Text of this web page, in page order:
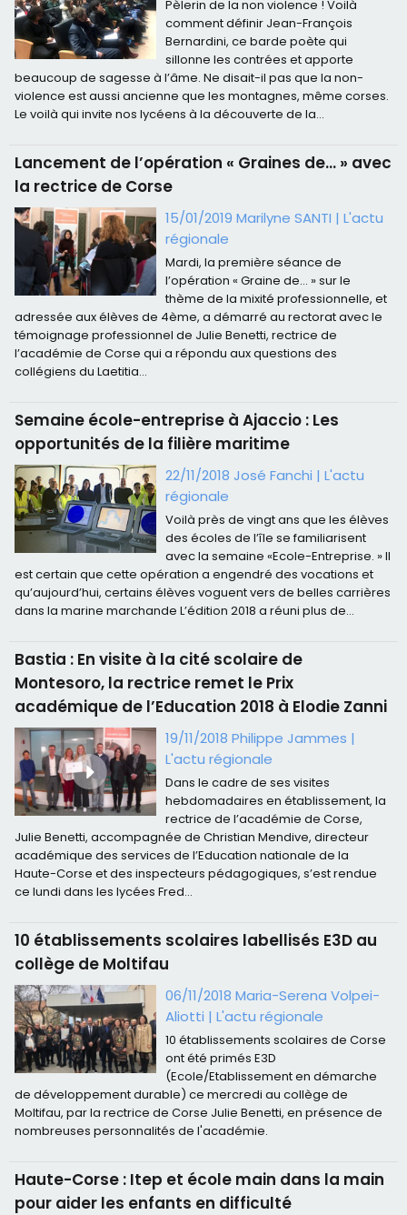
Pèlerin de la non violence ! Voilà
comment définir Jean-François
Bernardini, ce barde poète qui
sillonne les contrées et apporte
beaucoup de sagesse à l’âme. Ne disait-il pas que la non-
violence est aussi ancienne que les montagnes, même corses.
Le voilà qui invite nos lycéens à la découverte de la...
Lancement de l’opération « Graines de… » avec
la rectrice de Corse
15/01/2019 Marilyne SANTI |L'actu
régionale
Mardi, la première séance de
l’opération « Graine de… » sur le
thème de la mixité professionnelle, et
adressée aux élèves de 4ème, a démarré au rectorat avec le
témoignage professionnel de Julie Benetti, rectrice de
l’académie de Corse qui a répondu aux questions des
collégiens du Laetitia...
Semaine école-entreprise à Ajaccio : Les
opportunités de la filière maritime
22/11/2018 José Fanchi |L'actu
régionale
Voilà près de vingt ans que les élèves
des écoles de l’île se familiarisent
avec la semaine «Ecole-Entreprise. » Il
est certain que cette opération a engendré des vocations et
qu’aujourd’hui, certains élèves voguent vers de belles carrières
dans la marine marchande L’édition 2018 a réuni plus de...
Bastia : En visite à la cité scolaire de
Montesoro, la rectrice remet le Prix
académique de l’Education 2018 à Elodie Zanni
19/11/2018 Philippe Jammes |
L'actu régionale
​Dans le cadre de ses visites
hebdomadaires en établissement, la
rectrice de l’académie de Corse,
Julie Benetti, accompagnée de Christian Mendive, directeur
académique des services de l’Education nationale de la
Haute-Corse et des inspecteurs pédagogiques, s’est rendue
ce lundi dans les lycées Fred...
10 établissements scolaires labellisés E3D au
collège de Moltifau
06/11/2018 Maria-Serena Volpei-
Aliotti |L'actu régionale
10 établissements scolaires de Corse
ont été primés E3D
(Ecole/Etablissement en démarche
de développement durable) ce mercredi au collège de
Moltifau, par la rectrice de Corse Julie Benetti, en présence de
nombreuses personnalités de l'académie.
Haute-Corse : Itep et école main dans la main
pour aider les enfants en difficulté